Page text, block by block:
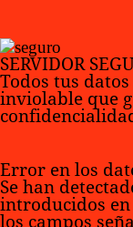
SERVIDOR
Todos tus
inviolable que
Error en los
Se han
introducidos
los campos